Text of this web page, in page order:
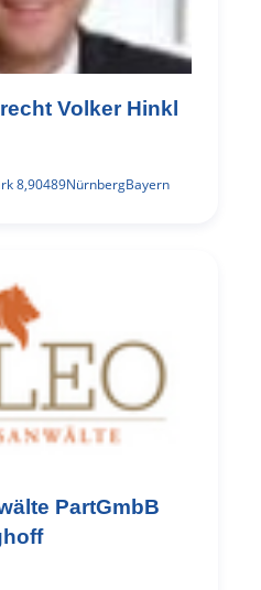
Volker Hinkl
8,90489NürnbergBayern
PartGmbB